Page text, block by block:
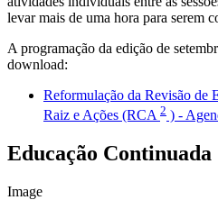
levar mais de uma hora para serem
A programação da edição de
download:
Reformulação da Revisão de
Raiz e Ações (RCA 2 ) -
Educação Continuada
Image